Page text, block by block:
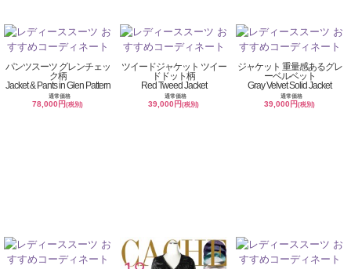
パンツスーツ グレンチェッ
ク柄
Jacket & Pants in Glen Pattern
通常価格
78,000円(税別)
ツイードジャケット ツイー
ドドット柄
Red Tweed Jacket
通常価格
39,000円(税別)
ジャケット 重量感あるグレ
ーベルベット
Gray Velvet Solid Jacket
通常価格
39,000円(税別)